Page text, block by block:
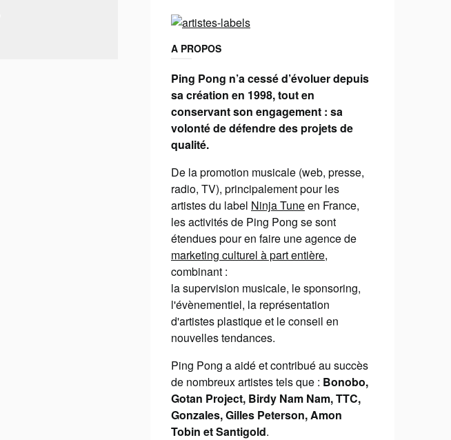
A PROPOS
Ping Pong n’a cessé d’évoluer depuis
sa création en 1998, tout en
conservant son engagement : sa
volonté de défendre des projets de
qualité.
De la promotion musicale (web, presse,
radio, TV), principalement pour les
artistes du label Ninja Tuneen France,
les activités de Ping Pong se sont
étendues pour en faire une agence de
marketing culturel à part entière,
combinant :
la supervision musicale, le sponsoring,
l'évènementiel, la représentation
d'artistes plastique et le conseil en
nouvelles tendances.
Ping Pong a aidé et contribué au succès
de nombreux artistes tels que : Bonobo,
Gotan Project, Birdy Nam Nam, TTC,
Gonzales, Gilles Peterson, Amon
Tobin et Santigold.